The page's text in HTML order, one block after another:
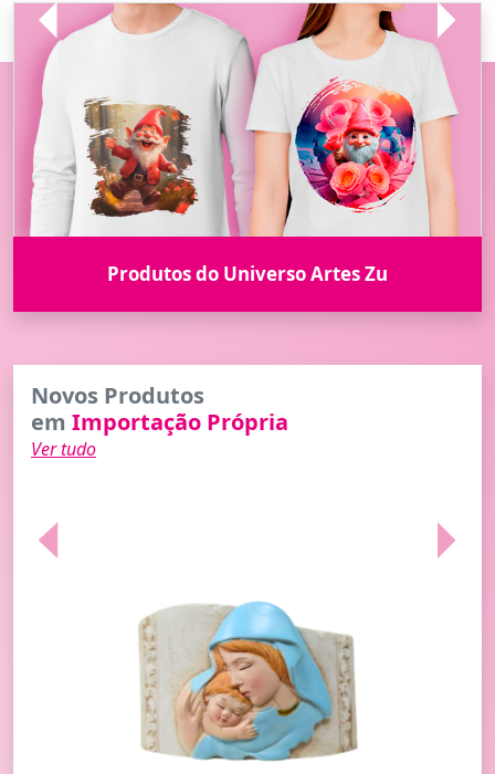
Produtos do Universo Artes Zu
Previous Next
Novos Produtos
em Importação Própria
Ver tudo
Previous Next